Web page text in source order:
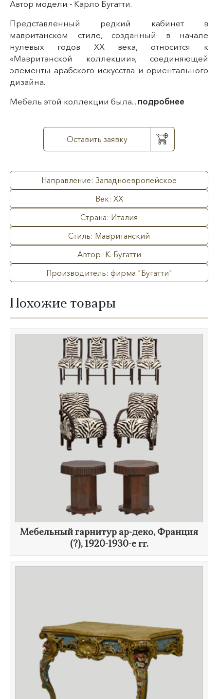
Автор модели - Карло Бугатти.
Представленный редкий кабинет в
мавританском стиле, созданный в начале
нулевых годов XX века, относится к
«Мавританской коллекции», соединяющей
элементы арабского искусства и ориентального
дизайна.
Мебель этой коллекции была... подробнее
Оставить заявку
Направление: Западноевропейское
Век: XX
Страна: Италия
Стиль: Мавританский
Автор: К. Бугатти
Производитель: фирма "Бугатти"
Похожие товары
Мебельный гарнитур ар-деко, Франция
(?), 1920-1930-е гг.